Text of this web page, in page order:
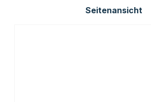
Seitenansicht